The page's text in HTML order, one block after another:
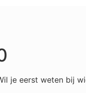
je eerst weten bij